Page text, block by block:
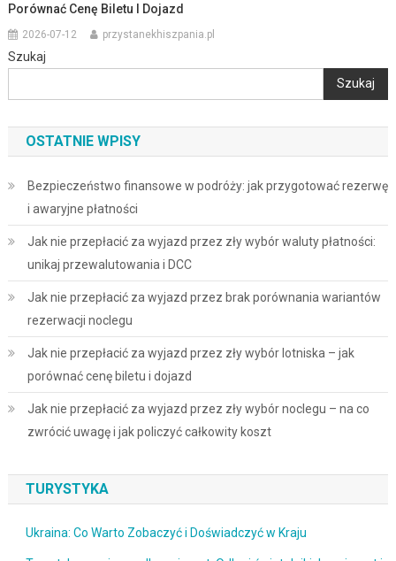
Porównać Cenę Biletu I Dojazd
2026-07-12 przystanekhiszpania.pl
Szukaj
Szukaj
OSTATNIE WPISY
Bezpieczeństwo finansowe w podróży: jak przygotować rezerwę
i awaryjne płatności
Jak nie przepłacić za wyjazd przez zły wybór waluty płatności:
unikaj przewalutowania i DCC
Jak nie przepłacić za wyjazd przez brak porównania wariantów
rezerwacji noclegu
Jak nie przepłacić za wyjazd przez zły wybór lotniska – jak
porównać cenę biletu i dojazd
Jak nie przepłacić za wyjazd przez zły wybór noclegu – na co
zwrócić uwagę i jak policzyć całkowity koszt
TURYSTYKA
Ukraina: Co Warto Zobaczyć i Doświadczyć w Kraju